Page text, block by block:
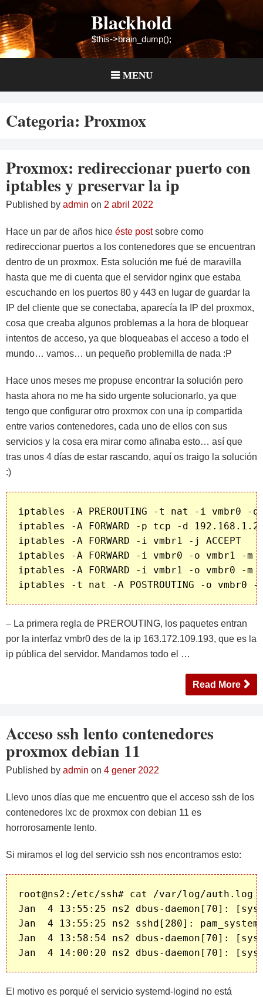
to
content
Blackhold
$this->brain_dump();
MENU
Categoria: Proxmox
Proxmox: redireccionar puerto con
iptables y preservar la ip
Published by admin on 2 abril 2022
Hace un par de años hice éste postsobre como
redireccionar puertos a los contenedores que se encuentran
dentro de un proxmox. Esta solución me fué de maravilla
hasta que me di cuenta que el servidor nginx que estaba
escuchando en los puertos 80 y 443 en lugar de guardar la
IP del cliente que se conectaba, aparecía la IP del proxmox,
cosa que creaba algunos problemas a la hora de bloquear
intentos de acceso, ya que bloqueabas el acceso a todo el
mundo… vamos… un pequeño problemilla de nada :P
Hace unos meses me propuse encontrar la solución pero
hasta ahora no me ha sido urgente solucionarlo, ya que
tengo que configurar otro proxmox con una ip compartida
entre varios contenedores, cada uno de ellos con sus
servicios y la cosa era mirar como afinaba esto… así que
tras unos 4 días de estar rascando, aquí os traigo la solución
:)
iptables -A PREROUTING -t nat -i vmbr0
iptables -A FORWARD -p tcp -d
iptables -A FORWARD -i vmbr1 -j ACCEPT
iptables -A FORWARD -i vmbr0 -o vmbr1 -m
iptables -A FORWARD -i vmbr1 -o vmbr0 -m
– La primera regla de PREROUTING, los paquetes entran
por la interfaz vmbr0 des de la ip 163.172.109.193, que es la
ip pública del servidor. Mandamos todo el …
Read More
Acceso ssh lento contenedores
proxmox debian 11
Published by admin on 4 gener 2022
Llevo unos días que me encuentro que el acceso ssh de los
contenedores lxc de proxmox con debian 11 es
horrorosamente lento.
Si miramos el log del servicio ssh nos encontramos esto:
root@ns2:/etc/ssh# cat /var/log/auth.log
Jan  4 13:55:25 ns2 dbus-daemon[70]:
Jan  4 13:55:25 ns2 sshd[280]:
Jan  4 13:58:54 ns2 dbus-daemon[70]:
El motivo es porqué el servicio systemd-logind no está